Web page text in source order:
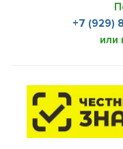
+7 (929)
или